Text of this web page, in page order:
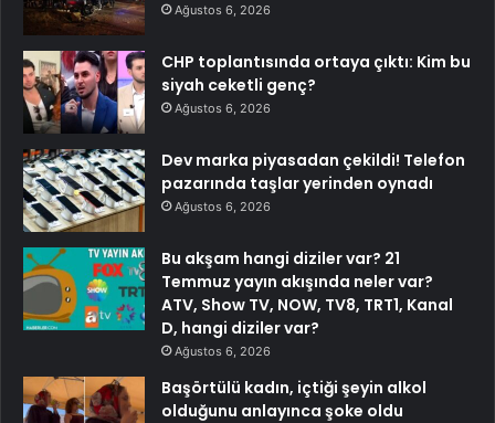
Ağustos 6, 2026
CHP toplantısında ortaya çıktı: Kim bu
siyah ceketli genç?
Ağustos 6, 2026
Dev marka piyasadan çekildi! Telefon
pazarında taşlar yerinden oynadı
Ağustos 6, 2026
Bu akşam hangi diziler var? 21
Temmuz yayın akışında neler var?
ATV, Show TV, NOW, TV8, TRT1, Kanal
D, hangi diziler var?
Ağustos 6, 2026
Başörtülü kadın, içtiği şeyin alkol
olduğunu anlayınca şoke oldu